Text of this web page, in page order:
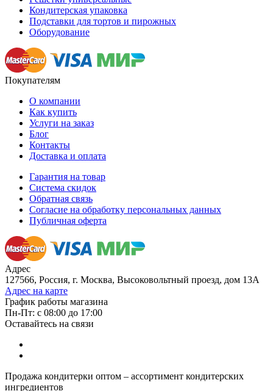
Кондитерская упаковка
Подставки для тортов и пирожных
Оборудование
Покупателям
О компании
Как купить
Услуги на заказ
Блог
Контакты
Доставка и оплата
Гарантия на товар
Система скидок
Обратная связь
Согласие на обработку персональных данных
Публичная оферта
Адрес
127566, Россия, г. Москва, Высоковольтный проезд, дом 13А
Адрес на карте
График работы магазина
Пн-Пт: с 08:00 до 17:00
Оставайтесь на связи
Продажа кондитерки оптом – ассортимент кондитерских
ингредиентов